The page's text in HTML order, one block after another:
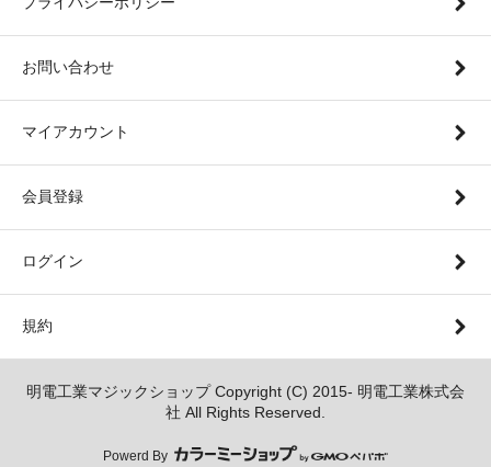
お問い合わせ
マイアカウント
会員登録
ログイン
規約
明電工業マジックショップ Copyright (C) 2015- 明電工業株式会
社 All Rights Reserved.
Powerd By